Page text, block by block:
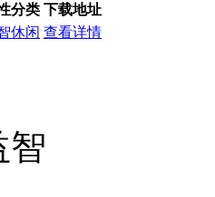
分类 下载地址
休闲 查看详情
智